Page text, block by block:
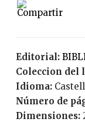
Editorial:
Coleccion del
Idioma:
Número de
Dimensiones: